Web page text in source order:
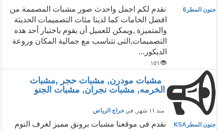
جنون المطر6
نقدم لكم اجمل واحدث صور مشبات المصممة من
افضل الخامات كما لدينا مئات التصميمات الحديثة
والمتميزة ,ويمكن للعميل أن يقوم باختيار أحد هذه
التصميمات,التى تتناسب مع جمالية المكان وروعة
الديكور...
١٥٦
مشبات مودرن, مشبات حجر ,مشبات
الخرمه, مشبات نجران, مشبات الجنو
منذ ١١ شهر , في حراج الرياض
جنون المطرKSA
نقدم فى موقعنا مشبات برونق مميز لغرف النوم